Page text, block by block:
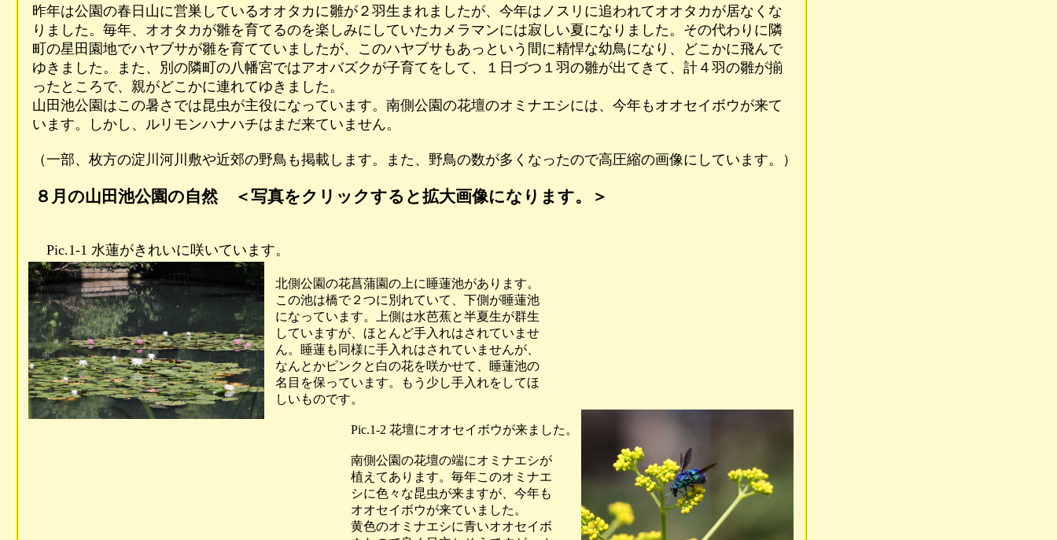
昨年は公園の春日山に営巣しているオオタカに雛が２羽生まれましたが、今年はノスリに追われてオオタカが居なくな
りました。毎年、オオタカが雛を育てるのを楽しみにしていたカメラマンには寂しい夏になりました。その代わりに隣
町の星田園地でハヤブサが雛を育てていましたが、このハヤブサもあっという間に精悍な幼鳥になり、どこかに飛んで
ゆきました。また、別の隣町の八幡宮ではアオバズクが子育てをして、１日づつ１羽の雛が出てきて、計４羽の雛が揃
ったところで、親がどこかに連れてゆきました。
山田池公園はこの暑さでは昆虫が主役になっています。南側公園の花壇のオミナエシには、今年もオオセイボウが来て
います。しかし、ルリモンハナハチはまだ来ていません。
（一部、枚方の淀川河川敷や近郊の野鳥も掲載します。また、野鳥の数が多くなったので高圧縮の画像にしています。）
８月の山田池公園の自然 ＜写真をクリックすると拡大画像になります。＞
Pic.1-1 水蓮がきれいに咲いています。
北側公園の花菖蒲園の上に睡蓮池があります。
この池は橋で２つに別れていて、下側が睡蓮池
になっています。上側は水芭蕉と半夏生が群生
していますが、ほとんど手入れはされていませ
ん。睡蓮も同様に手入れはされていませんが、
なんとかピンクと白の花を咲かせて、睡蓮池の
名目を保っています。もう少し手入れをしてほ
しいものです。
Pic.1-2 花壇にオオセイボウが来ました。
南側公園の花壇の端にオミナエシが
植えてあります。毎年このオミナエ
シに色々な昆虫が来ますが、今年も
オオセイボウが来ていました。
黄色のオミナエシに青いオオセイボ